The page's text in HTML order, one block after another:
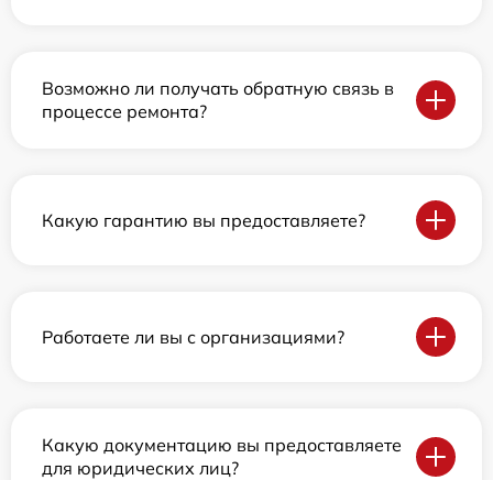
Возможно ли получать обратную связь в
процессе ремонта?
Какую гарантию вы предоставляете?
Работаете ли вы с организациями?
Какую документацию вы предоставляете
для юридических лиц?